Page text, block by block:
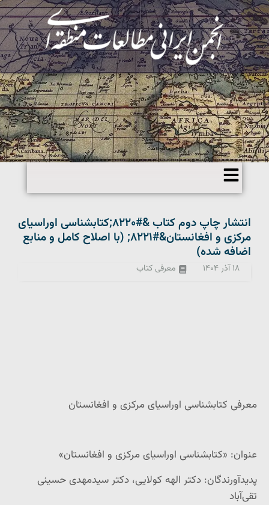
انتشار چاپ دوم کتاب &#۸۲۲۰;کتابشناسی اوراسیای
مرکزی و افغانستان&#۸۲۲۱; (با اصلاح کامل و منابع
اضافه شده)
۱۸ آذر ۱۴۰۴ معرفی کتاب
معرفی کتابشناسی اوراسیای مرکزی و افغانستان
عنوان: «کتابشناسی اوراسیای مرکزی و افغانستان»
پدیدآورندگان: دکتر الهه کولایی، دکتر سیدمهدی حسینی
تقی‌آباد